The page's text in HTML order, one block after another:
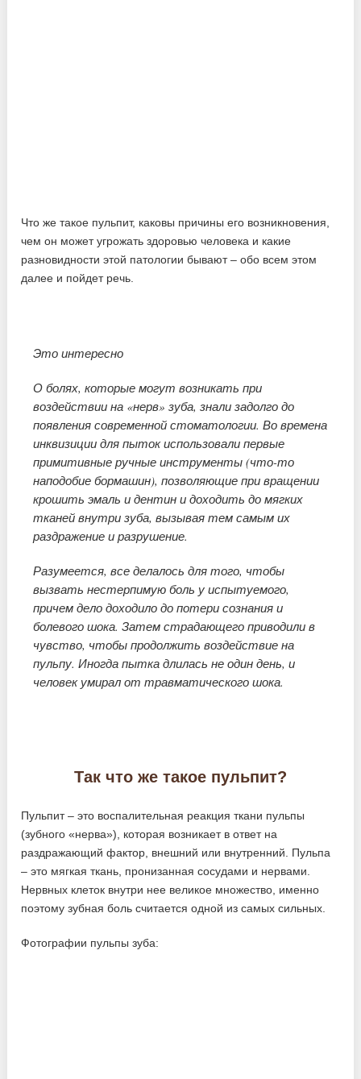
Что же такое пульпит, каковы причины его возникновения,
чем он может угрожать здоровью человека и какие
разновидности этой патологии бывают – обо всем этом
далее и пойдет речь.
Это интересно
О болях, которые могут возникать при
воздействии на «нерв» зуба, знали задолго до
появления современной стоматологии. Во времена
инквизиции для пыток использовали первые
примитивные ручные инструменты (что-то
наподобие бормашин), позволяющие при вращении
крошить эмаль и дентин и доходить до мягких
тканей внутри зуба, вызывая тем самым их
раздражение и разрушение.
Разумеется, все делалось для того, чтобы
вызвать нестерпимую боль у испытуемого,
причем дело доходило до потери сознания и
болевого шока. Затем страдающего приводили в
чувство, чтобы продолжить воздействие на
пульпу. Иногда пытка длилась не один день, и
человек умирал от травматического шока.
Так что же такое пульпит?
Пульпит – это воспалительная реакция ткани пульпы
(зубного «нерва»), которая возникает в ответ на
раздражающий фактор, внешний или внутренний. Пульпа
– это мягкая ткань, пронизанная сосудами и нервами.
Нервных клеток внутри нее великое множество, именно
поэтому зубная боль считается одной из самых сильных.
Фотографии пульпы зуба: